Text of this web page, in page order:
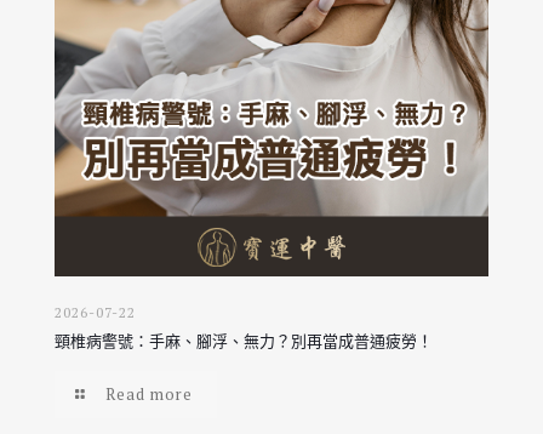
2026-07-22
頸椎病警號：手麻、腳浮、無力？別再當成普通疲勞！
Read more